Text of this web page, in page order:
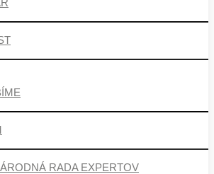
RADA EXPERTOV